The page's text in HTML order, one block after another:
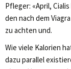
Pfleger: «April,
den nach dem
zu achten und.
Wie viele Kalorien
dazu parallel